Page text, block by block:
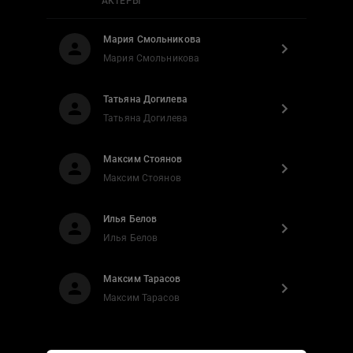
Мария Смольникова
Мария Смольникова
Татьяна Догилева
Татьяна Догилева
Максим Стоянов
Максим Стоянов
Илья Белов
Илья Белов
Максим Тарасов
Максим Тарасов